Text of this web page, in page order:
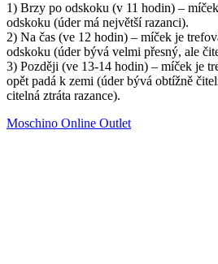
1) Brzy po odskoku (v 11 hodin) –
odskoku (úder má největší razanci).
2) Na čas (ve 12 hodin) – míček je
odskoku (úder bývá velmi přesný, ale
3) Později (ve 13-14 hodin) – míček je
opět padá k zemi (úder bývá obtížně
citelná ztráta razance).
Moschino Online Outlet